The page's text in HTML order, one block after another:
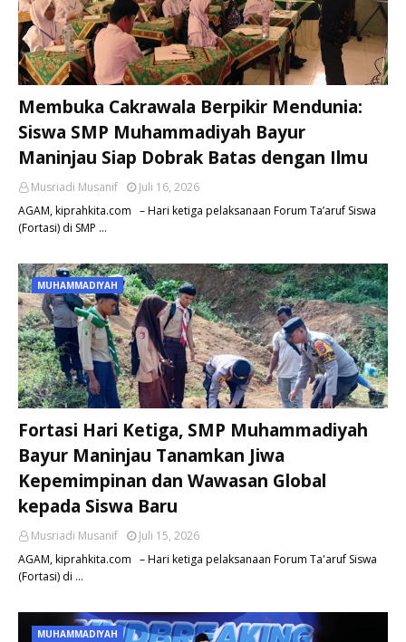
Membuka Cakrawala Berpikir Mendunia:
Siswa SMP Muhammadiyah Bayur
Maninjau Siap Dobrak Batas dengan Ilmu
Musriadi Musanif
Juli 16, 2026
AGAM, kiprahkita.com – Hari ketiga pelaksanaan Forum Ta’aruf Siswa
(Fortasi) di SMP …
MUHAMMADIYAH
Fortasi Hari Ketiga, SMP Muhammadiyah
Bayur Maninjau Tanamkan Jiwa
Kepemimpinan dan Wawasan Global
kepada Siswa Baru
Musriadi Musanif
Juli 15, 2026
AGAM, kiprahkita.com – Hari ketiga pelaksanaan Forum Ta'aruf Siswa
(Fortasi) di …
MUHAMMADIYAH